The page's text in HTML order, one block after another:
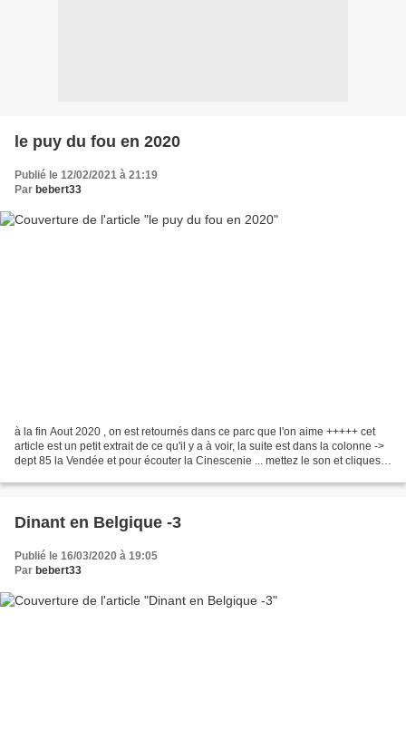
le puy du fou en 2020
Publié le 12/02/2021 à 21:19
Par bebert33
à la fin Aout 2020 , on est retournés dans ce parc que l'on aime +++++ cet
article est un petit extrait de ce qu'il y a à voir, la suite est dans la colonne ->
dept 85 la Vendée et pour écouter la Cinescenie ... mettez le son et cliques si
Dinant en Belgique -3
Publié le 16/03/2020 à 19:05
Par bebert33